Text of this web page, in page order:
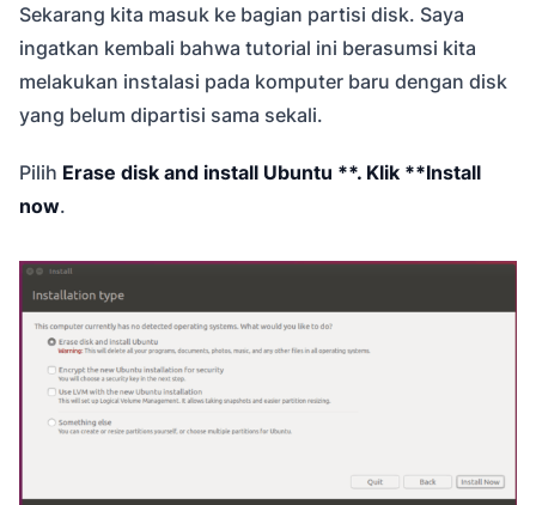
Sekarang kita masuk ke bagian partisi disk. Saya
ingatkan kembali bahwa tutorial ini berasumsi kita
melakukan instalasi pada komputer baru dengan disk
yang belum dipartisi sama sekali.
Pilih Erase disk and install Ubuntu **. Klik **Install
now.